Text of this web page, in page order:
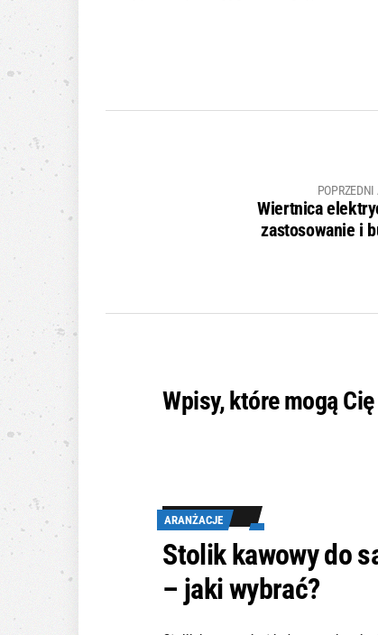
POPRZEDNI
Wiertnica
zastosowanie i
Wpisy, które mogą
ARANŻACJE
Stolik kawowy do
– jaki wybrać?